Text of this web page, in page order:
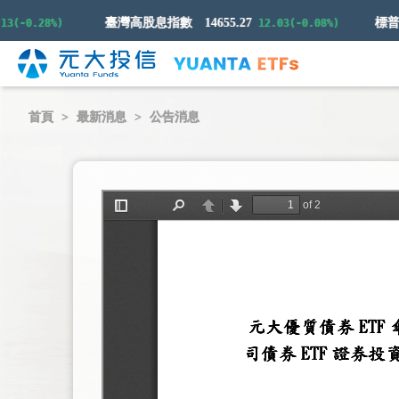
0.28%) 臺灣高股息指數 14655.27 12.03(-0.08%)
首頁 最新消息 公告消息